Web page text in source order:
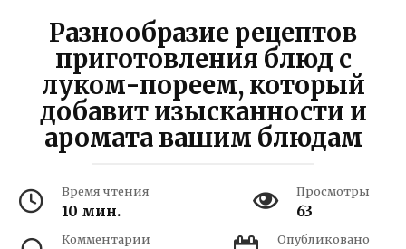
Разнообразие рецептов
приготовления блюд с
луком-пореем, который
добавит изысканности и
аромата вашим блюдам
Время чтения
10 мин.
Просмотры
63
Комментарии Опубликовано